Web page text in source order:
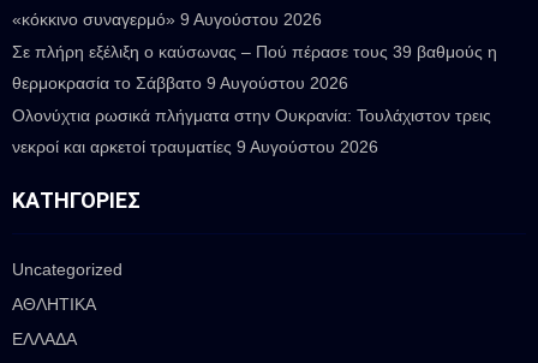
«κόκκινο συναγερμό» 9 Αυγούστου 2026
Σε πλήρη εξέλιξη ο καύσωνας – Πού πέρασε τους 39 βαθμούς η
θερμοκρασία το Σάββατο 9 Αυγούστου 2026
Ολονύχτια ρωσικά πλήγματα στην Ουκρανία: Τουλάχιστον τρεις
νεκροί και αρκετοί τραυματίες 9 Αυγούστου 2026
ΚΑΤΗΓΟΡΊΕΣ
Uncategorized
ΑΘΛΗΤΙΚΑ
ΕΛΛΑΔΑ